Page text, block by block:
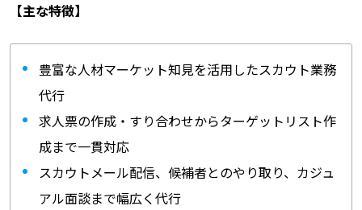
【主な特徴】
豊富な人材マーケット知見を活用したスカウト業務
代行
求人票の作成・すり合わせからターゲットリスト作
成まで一貫対応
スカウトメール配信、候補者とのやり取り、カジュ
アル面談まで幅広く代行